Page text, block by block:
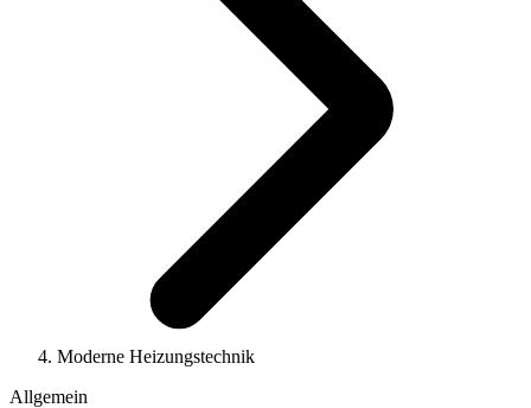
Moderne Heizungstechnik
Allgemein